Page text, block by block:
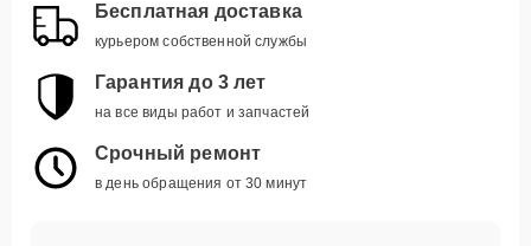
Бесплатная доставка
курьером собственной службы
Гарантия до 3 лет
на все виды работ и запчастей
Срочный ремонт
в день обращения от 30 минут